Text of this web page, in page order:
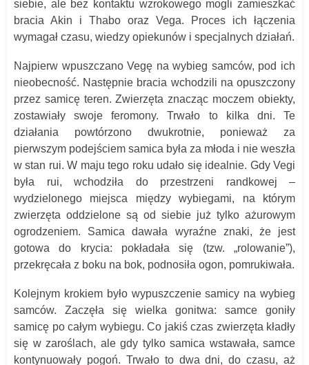
siebie, ale bez kontaktu wzrokowego mogli zamieszkać
bracia Akin i Thabo oraz Vega. Proces ich łączenia
wymagał czasu, wiedzy opiekunów i specjalnych działań.
Najpierw wpuszczano Vegę na wybieg samców, pod ich
nieobecność. Następnie bracia wchodzili na opuszczony
przez samicę teren. Zwierzęta znacząc moczem obiekty,
zostawiały swoje feromony. Trwało to kilka dni. Te
działania powtórzono dwukrotnie, ponieważ za
pierwszym podejściem samica była za młoda i nie weszła
w stan rui. W maju tego roku udało się idealnie. Gdy Vegi
była rui, wchodziła do przestrzeni randkowej –
wydzielonego miejsca między wybiegami, na którym
zwierzęta oddzielone są od siebie już tylko ażurowym
ogrodzeniem. Samica dawała wyraźne znaki, że jest
gotowa do krycia: pokładała się (tzw. „rolowanie”),
przekręcała z boku na bok, podnosiła ogon, pomrukiwała.
Kolejnym krokiem było wypuszczenie samicy na wybieg
samców. Zaczęła się wielka gonitwa: samce goniły
samicę po całym wybiegu. Co jakiś czas zwierzęta kładły
się w zaroślach, ale gdy tylko samica wstawała, samce
kontynuowały pogoń. Trwało to dwa dni, do czasu, aż